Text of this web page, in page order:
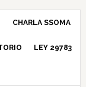
CHARLA SSOMA
LEY 29783